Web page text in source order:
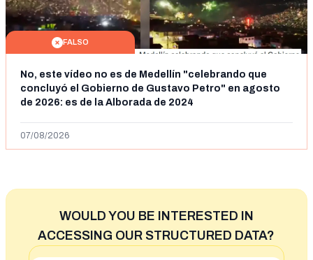
FALSO
No, este vídeo no es de Medellín "celebrando que
concluyó el Gobierno de Gustavo Petro" en agosto
de 2026: es de la Alborada de 2024
07/08/2026
WOULD YOU BE INTERESTED IN
ACCESSING OUR STRUCTURED DATA?